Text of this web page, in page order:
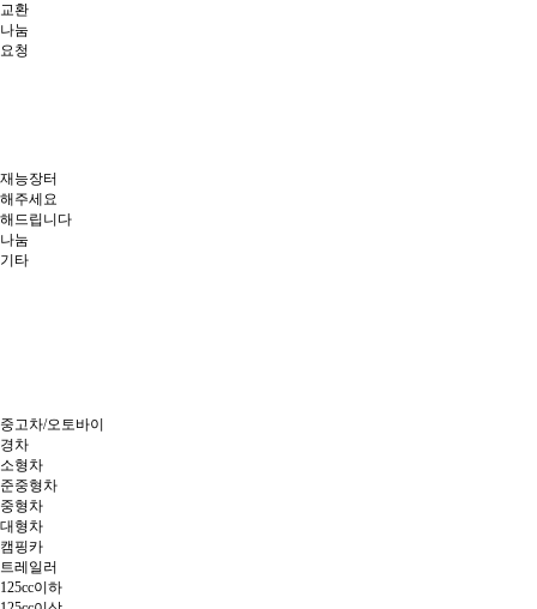
교환
나눔
요청
재능장터
해주세요
해드립니다
나눔
기타
중고차/오토바이
경차
소형차
준중형차
중형차
대형차
캠핑카
트레일러
125cc이하